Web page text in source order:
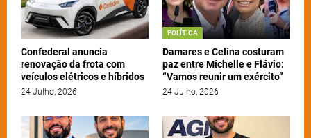
Confederal anuncia
renovação da frota com
veículos elétricos e híbridos
24 Julho, 2026
POLÍTICA
Damares e Celina costuram
paz entre Michelle e Flávio:
“Vamos reunir um exército”
24 Julho, 2026